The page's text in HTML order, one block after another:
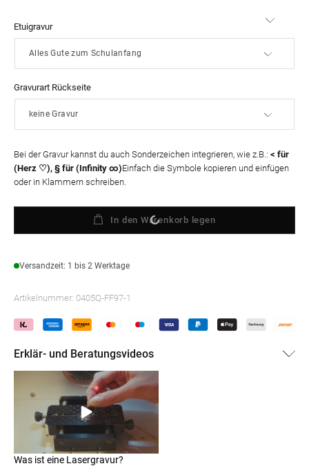
Etuigravur
Gravurart Rückseite
Bei der Gravur kannst du auch Sonderzeichen integrieren, wie z.B.: < für
(Herz ♡), § für (Infinity ∞)Einfach die Symbole kopieren und einfügen
oder in Klammern schreiben.
In den Warenkorb legen
Versandzeit: 1 bis 2 Werktage
Artikelnummer: 0405Q-FF97-1
Erklär- und Beratungsvideos
Was ist eine Lasergravur?